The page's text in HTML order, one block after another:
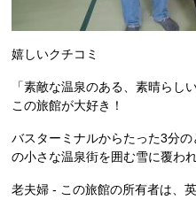
嬉しいクチコミ
「素敵な温泉のある、素晴らし
この旅館が大好き！
バスターミナルからたった3分
の小さな温泉街を囲む雪に覆わ
老夫婦 - この旅館の所有者は、